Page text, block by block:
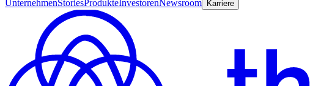
UnternehmenStoriesProdukteInvestorenNewsroom Karriere